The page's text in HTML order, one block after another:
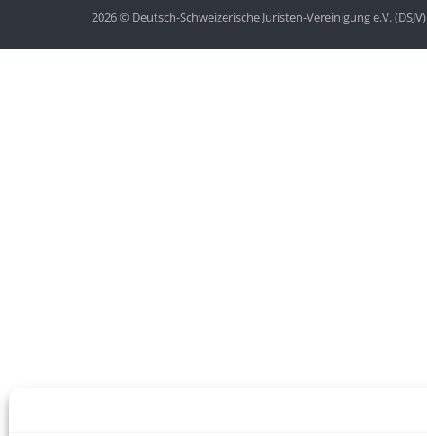
2026 © Deutsch-Schweizerische Juristen-Vereinigung e.V. (DSJV)